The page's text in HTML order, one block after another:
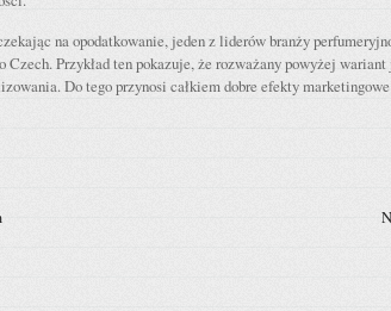
na opodatkowanie, jeden z liderów branży
Czech. Przykład ten pokazuje, że rozważany powyżej
Do tego przynosi całkiem dobre efekty